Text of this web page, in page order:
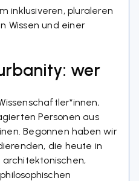
inklusiveren, pluraleren
Wissen und einer
wer
,
Personen aus
Begonnen haben wir
die heute in